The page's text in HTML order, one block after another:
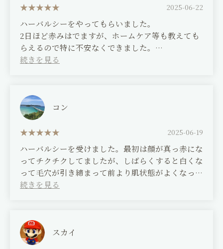
excellent. I've always suffered from severe neck
and shoulder pain, and despite visiting
orthopedic clinics, osteopaths, and
chiropractors, nothing improved, and I had
almost given up. However, after just one
For the first time, I thought that continued
treatments might lead to further improvement.
My face also showed immediate results; after
just one session, my skin tone brightened, and
my nasolabial folds became less noticeable. I
truly feel it's worth continuing.
Thank you for always listening so attentively to
my concerns.
without any worries.
I was glad that my pores felt tighter.
2025-06-22
ハーバルシーをやってもらいました。
2日ほど赤みはでますが、ホームケア等も教えても
らえるので特に不安なくできました。
毛穴もしまった感じがして良かったです
I had Herbal Sea done.
Redness will occur for about 2 days, but I was
given instructions on how to care for it at home,
so I was able to do it without any worries.
I was glad that my pores felt tighter.
コン
2025-06-19
ハーバルシーを受けました。最初は顔が真っ赤にな
ってチクチクしてましたが、しばらくすると白くな
って毛穴が引き締まって前より肌状態がよくなった
気がします。
I received the Herbal Sea treatment. At first,
my face was red and itchy, but after a while it
turned white, my pores tightened, and I feel
スカイ